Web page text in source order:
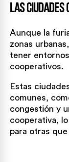
Las
Aunque la
zonas
tener
cooperativos.
Estas
comunes,
congestión y
cooperativa,
para otras